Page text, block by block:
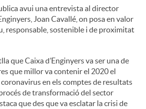
avui una entrevista al director
Joan Cavallé, on posa en valor
responsable, sostenible i de proximitat
que Caixa d’Enginyers va ser una de
que millor va contenir el 2020 el
en els comptes de resultats
de transformació del sector
que des que va esclatar la crisi de